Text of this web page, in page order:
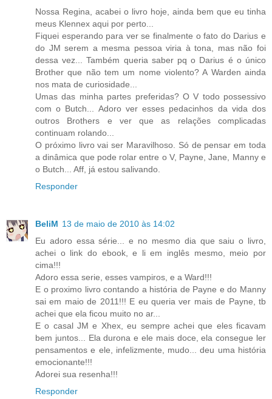
Nossa Regina, acabei o livro hoje, ainda bem que eu tinha
meus Klennex aqui por perto...
Fiquei esperando para ver se finalmente o fato do Darius e
do JM serem a mesma pessoa viria à tona, mas não foi
dessa vez... Também queria saber pq o Darius é o único
Brother que não tem um nome violento? A Warden ainda
nos mata de curiosidade...
Umas das minha partes preferidas? O V todo possessivo
com o Butch... Adoro ver esses pedacinhos da vida dos
outros Brothers e ver que as relações complicadas
continuam rolando...
O próximo livro vai ser Maravilhoso. Só de pensar em toda
a dinâmica que pode rolar entre o V, Payne, Jane, Manny e
o Butch... Aff, já estou salivando.
Responder
BeliM 13 de maio de 2010 às 14:02
Eu adoro essa série... e no mesmo dia que saiu o livro,
achei o link do ebook, e li em inglês mesmo, meio por
cima!!!
Adoro essa serie, esses vampiros, e a Ward!!!
E o proximo livro contando a história de Payne e do Manny
sai em maio de 2011!!! E eu queria ver mais de Payne, tb
achei que ela ficou muito no ar...
E o casal JM e Xhex, eu sempre achei que eles ficavam
bem juntos... Ela durona e ele mais doce, ela consegue ler
pensamentos e ele, infelizmente, mudo... deu uma história
emocionante!!!
Adorei sua resenha!!!
Responder